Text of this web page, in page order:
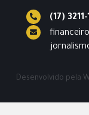
(17)
Desenvolvido pela